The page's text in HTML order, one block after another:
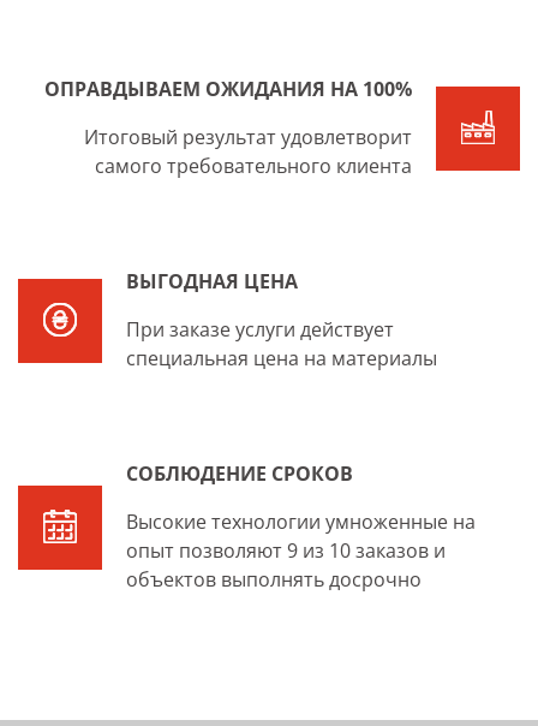
ОПРАВДЫВАЕМ ОЖИДАНИЯ НА 100%
Итоговый результат удовлетворит
самого требовательного клиента
ВЫГОДНАЯ ЦЕНА
При заказе услуги действует
специальная цена на материалы
СОБЛЮДЕНИЕ СРОКОВ
Высокие технологии умноженные на
опыт позволяют 9 из 10 заказов и
объектов выполнять досрочно